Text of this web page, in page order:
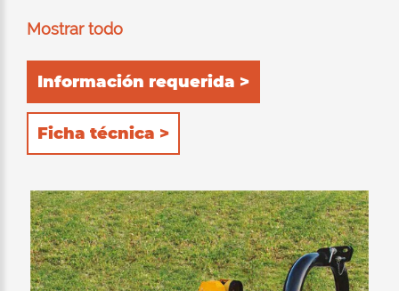
cortar césped, podas y ramitas de hasta 9-10
cm de diámetro. Adecuado para trabajar tanto
posterior como lateralmente al tractor. El
equipo para picar consiste en un bastidor
interno doble construido completamente en
desgaste). Doble posición del rodillo de
soporte trasero: 1) autolimpiante para permitir
que el producto triturado se descargue
detrás del rodillo; El consumo de energía del
Mostrar todo
Información requerida >
Ficha técnica >